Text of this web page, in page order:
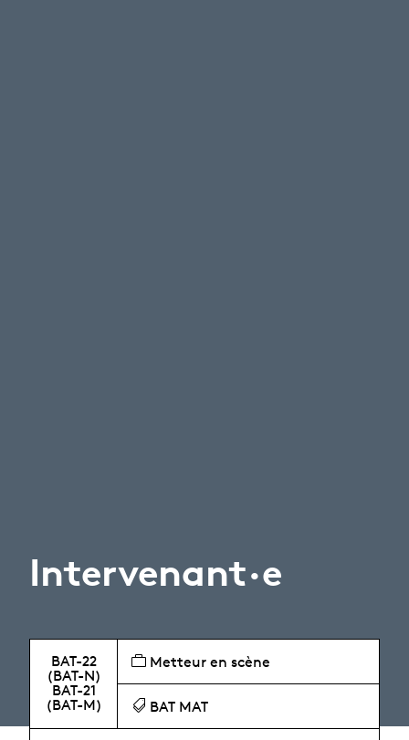
Intervenant·e
BAT-22
(BAT-N)
BAT-21
(BAT-M)
Metteur en scène
BAT MAT